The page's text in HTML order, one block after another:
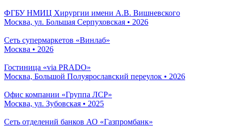
ФГБУ НМИЦ Хирургии имени А.В. Вишневского
Москва, ул. Большая Серпуховская • 2026
Сеть супермаркетов «Винлаб»
Москва • 2026
Гостиница «via PRADO»
Москва, Большой Полуярославский переулок • 2026
Офис компании «Группа ЛСР»
Москва, ул. Зубовская • 2025
Сеть отделений банков АО «Газпромбанк»